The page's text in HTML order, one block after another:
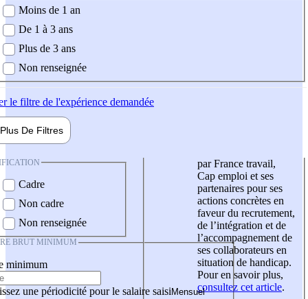
demandée
Moins de 1 an
De 1 à 3 ans
Plus de 3 ans
Non renseignée
le filtre de l'expérience demandée
Plus De Filtres
Cadre
Non cadre
Non renseignée
BRUT MINIMUM
minimum
une périodicité pour le salaire saisi
par France travail,
Cap emploi et ses
partenaires pour ses
actions concrètes en
faveur du recrutement,
de l’intégration et de
l’accompagnement de
ses collaborateurs en
situation de handicap.
Pour en savoir plus,
consultez cet article.